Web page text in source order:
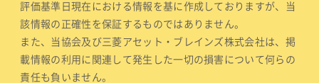
評価基準日現在における情報を基に作成しておりますが、当
該情報の正確性を保証するものではありません。
また、当協会及び三菱アセット・ブレインズ株式会社は、掲
載情報の利用に関連して発生した一切の損害について何らの
責任も負いません。